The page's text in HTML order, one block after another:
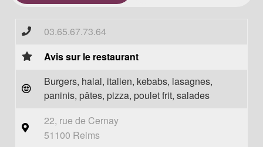
03.65.67.73.64
Avis sur le restaurant
Burgers, halal, italien, kebabs, lasagnes,
paninis, pâtes, pizza, poulet frit, salades
22, rue de Cernay
51100 Reims